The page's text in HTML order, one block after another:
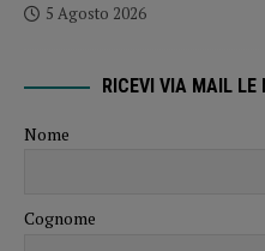
5 Agosto 2026
RICEVI VIA MAIL LE
Nome
Cognome